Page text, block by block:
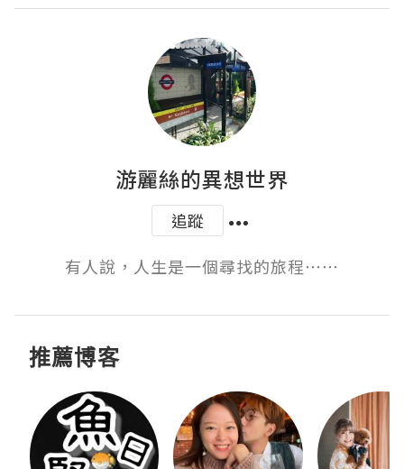
游麗絲的異想世界
追蹤
有人說，人生是一個尋找的旅程⋯⋯
推薦博客